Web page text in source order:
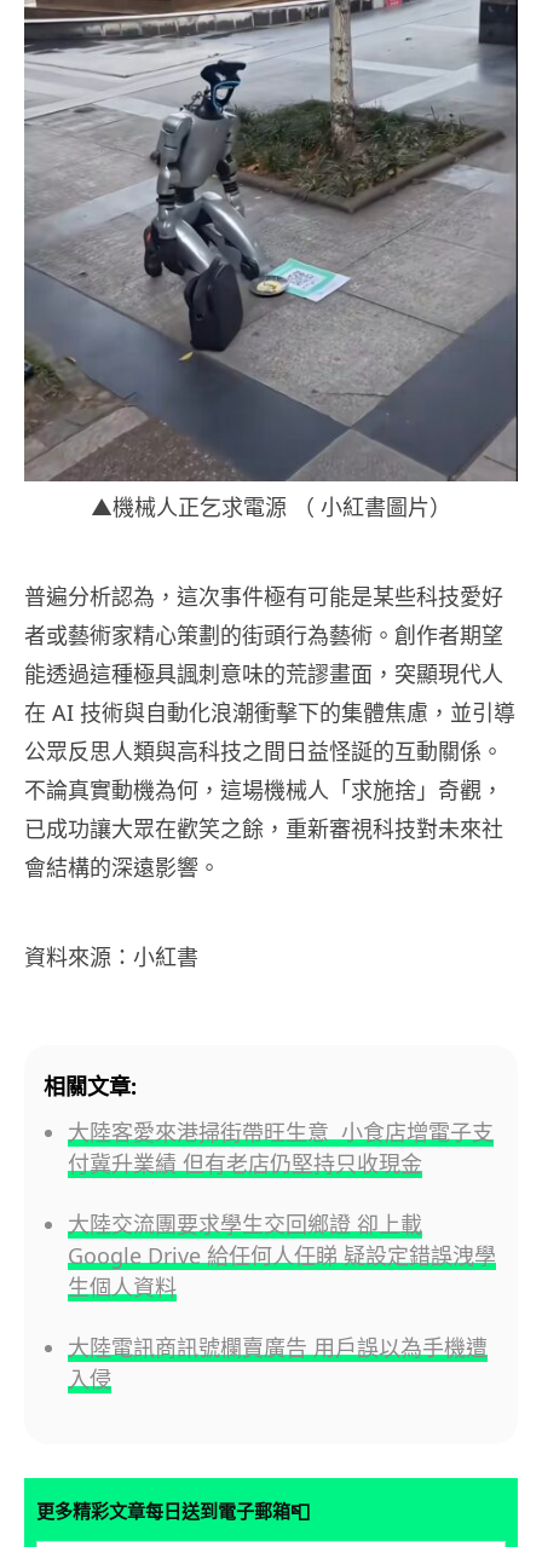
▲機械人正乞求電源 （ 小紅書圖片）
普遍分析認為，這次事件極有可能是某些科技愛好
者或藝術家精心策劃的街頭行為藝術。創作者期望
能透過這種極具諷刺意味的荒謬畫面，突顯現代人
在 AI 技術與自動化浪潮衝擊下的集體焦慮，並引導
公眾反思人類與高科技之間日益怪誕的互動關係。
不論真實動機為何，這場機械人「求施捨」奇觀，
已成功讓大眾在歡笑之餘，重新審視科技對未來社
會結構的深遠影響。
資料來源：小紅書
相關文章:
大陸客愛來港掃街帶旺生意 小食店增電子支
付冀升業績 但有老店仍堅持只收現金
大陸交流團要求學生交回鄉證 卻上載
Google Drive 給任何人任睇 疑設定錯誤洩學
生個人資料
大陸電訊商訊號欄賣廣告 用戶誤以為手機遭
入侵
更多精彩文章每日送到電子郵箱📮